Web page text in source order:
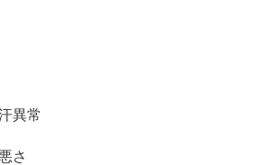
異常
さ